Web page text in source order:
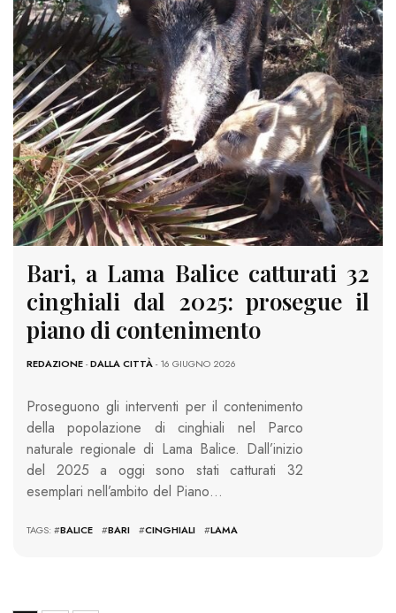
Bari, a Lama Balice catturati 32
cinghiali dal 2025: prosegue il
piano di contenimento
REDAZIONE-DALLA CITTÀ- 16 GIUGNO 2026
Proseguono gli interventi per il contenimento
della popolazione di cinghiali nel Parco
naturale regionale di Lama Balice. Dall’inizio
del 2025 a oggi sono stati catturati 32
esemplari nell’ambito del Piano…
TAGS: #BALICE #BARI #CINGHIALI #LAMA